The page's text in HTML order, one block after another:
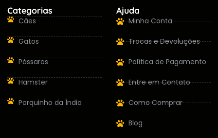
Categorias
Cães
Gatos
Pássaros
Hamster
Porquinho da Índia
Ajuda
Minha Conta
Trocas e Devoluções
Política de Pagamento
Entre em Contato
Como Comprar
Blog